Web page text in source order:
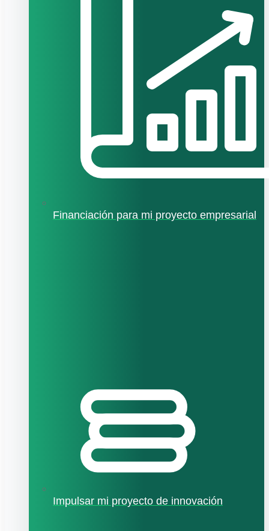
Financiación para mi proyecto empresarial
Impulsar mi proyecto de innovación